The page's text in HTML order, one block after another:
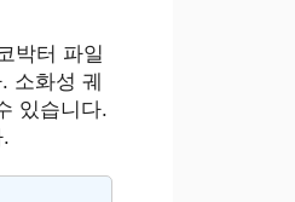
박터 파일
소화성 궤
있습니다.